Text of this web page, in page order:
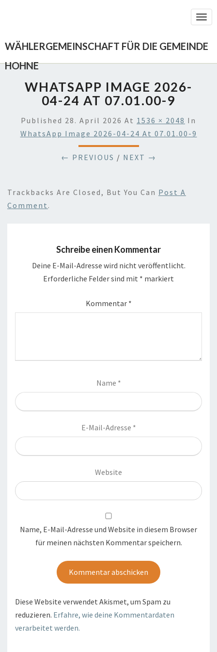
WÄHLERGEMEINSCHAFT FÜR DIE GEMEINDE
HOHNE
WHATSAPP IMAGE 2026-
04-24 AT 07.01.00-9
Published 28. April 2026 At 1536 × 2048 In
WhatsApp Image 2026-04-24 At 07.01.00-9
← PREVIOUS / NEXT →
Trackbacks Are Closed, But You Can Post A
Comment .
Schreibe einen Kommentar
Deine E-Mail-Adresse wird nicht veröffentlicht.
Erforderliche Felder sind mit * markiert
Kommentar *
Name *
E-Mail-Adresse *
Website
Name, E-Mail-Adresse und Website in diesem Browser
für meinen nächsten Kommentar speichern.
Diese Website verwendet Akismet, um Spam zu
reduzieren. Erfahre, wie deine Kommentardaten
verarbeitet werden.